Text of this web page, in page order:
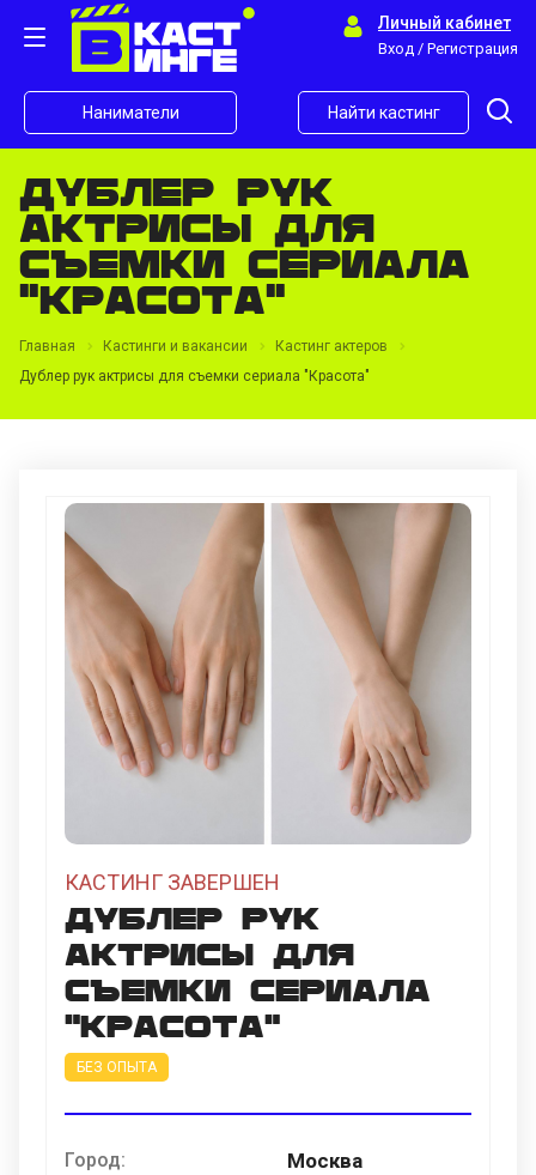
Личный кабинет
Вход / Регистрация
Наниматели Найти кастинг
Дублер рук
актрисы для
съемки сериала
"Красота"
Главная Кастинги и вакансии
Кастинг актеров
Дублер рук актрисы для съемки сериала "Красота"
КАСТИНГ ЗАВЕРШЕН
Дублер рук
актрисы для
съемки сериала
"Красота"
БЕЗ ОПЫТА
Город: Москва